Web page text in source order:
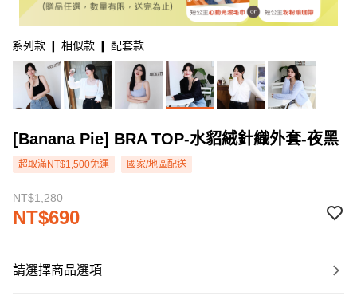
系列款 ❙ 相似款 ❙ 配套款
[Banana Pie] BRA TOP-水貂絨針織外套-夜黑
超取滿NT$1,500免運 國家/地區配送
NT$1,280
NT$690
請選擇商品選項